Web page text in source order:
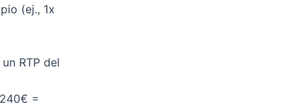
(ej., 1x
RTP del
=